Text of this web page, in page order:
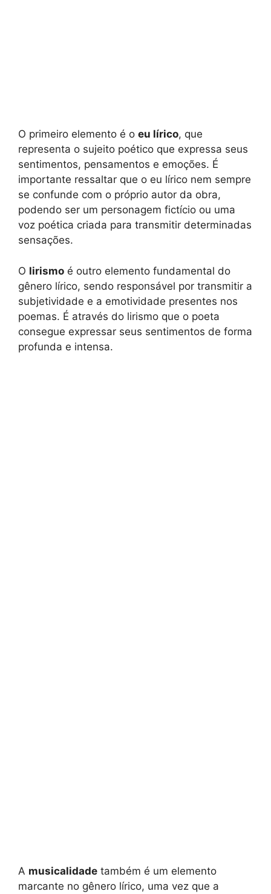
O primeiro elemento é o eu lírico, que
representa o sujeito poético que expressa seus
sentimentos, pensamentos e emoções. É
importante ressaltar que o eu lírico nem sempre
se confunde com o próprio autor da obra,
podendo ser um personagem fictício ou uma
voz poética criada para transmitir determinadas
sensações.
O lirismo é outro elemento fundamental do
gênero lírico, sendo responsável por transmitir a
subjetividade e a emotividade presentes nos
poemas. É através do lirismo que o poeta
consegue expressar seus sentimentos de forma
profunda e intensa.
A musicalidade também é um elemento
marcante no gênero lírico, uma vez que a